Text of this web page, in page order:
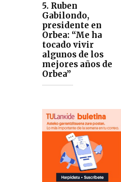
5. Ruben
Gabilondo,
presidente en
Orbea: “Me ha
tocado vivir
algunos de los
mejores años de
Orbea”